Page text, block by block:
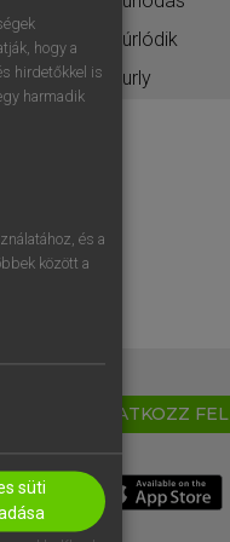
súrlódik
surly
IRATKOZZ
hogy a
hirdetőkkel is
harmadik
és a
között a
süti